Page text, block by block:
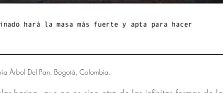
Árbol Del Pan. Bogotá, Colombia.